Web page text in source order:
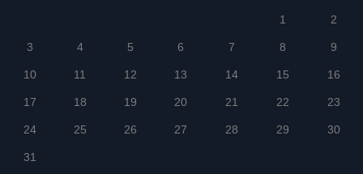
1 2
3 4 5 6 7 8 9
10 11 12 13 14 15 16
17 18 19 20 21 22 23
24 25 26 27 28 29 30
31